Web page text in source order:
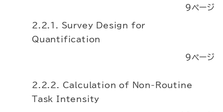
9ページ
2.2.1. Survey Design for
Quantification
9ページ
2.2.2. Calculation of Non-Routine
Task Intensity